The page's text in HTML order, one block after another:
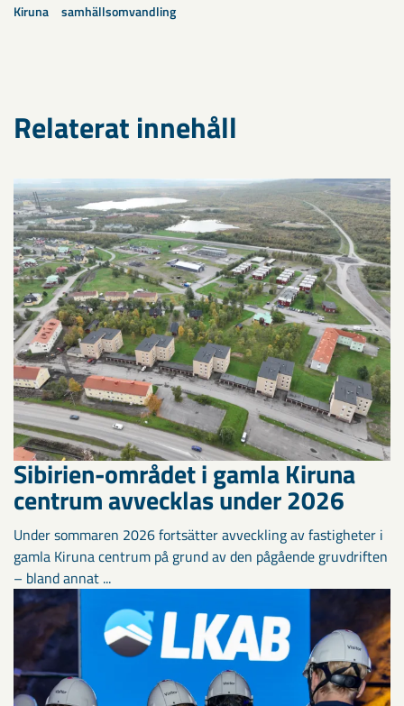
Kiruna samhällsomvandling
Relaterat innehåll
Sibirien-området i gamla Kiruna
centrum avvecklas under 2026
Under sommaren 2026 fortsätter avveckling av fastigheter i
gamla Kiruna centrum på grund av den pågående gruvdriften
– bland annat ...